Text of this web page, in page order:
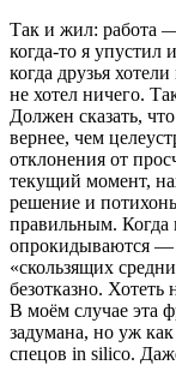
Так и жил: работа
когда-то я упустил
когда друзья
не хотел ничего.
Должен сказать,
вернее, чем
отклонения от
текущий момент,
решение и
правильным. Когда
опрокидываются —
«скользящих
безотказно. Хотеть
В моём случае эта
задумана, но уж
спецов in silico.